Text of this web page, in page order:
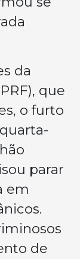
da
que
o furto
parar
em
de